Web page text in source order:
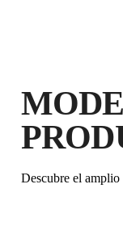
Descubre el